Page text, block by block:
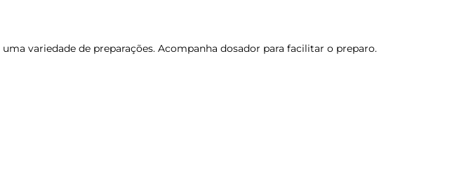
variedade de preparações. Acompanha dosador para facilitar o preparo.